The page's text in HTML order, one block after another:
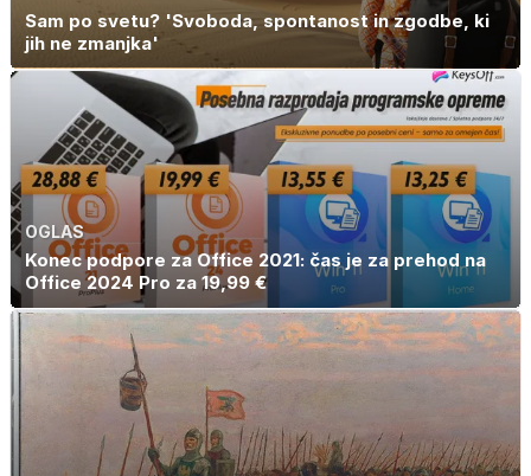
Sam po svetu? 'Svoboda, spontanost in zgodbe, ki
jih ne zmanjka'
OGLAS
Konec podpore za Office 2021: čas je za prehod na
Office 2024 Pro za 19,99 €